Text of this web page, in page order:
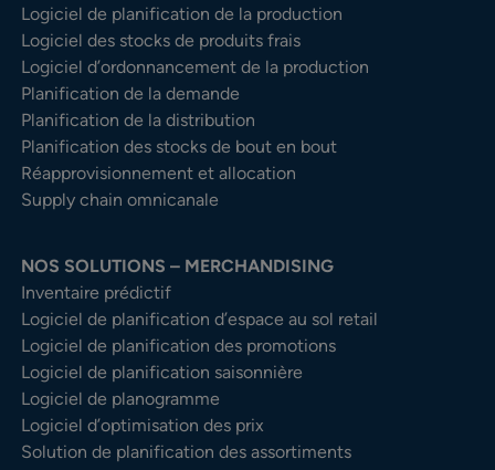
Logiciel de planification de la production
Logiciel des stocks de produits frais
Logiciel d’ordonnancement de la production
Planification de la demande
Planification de la distribution
Planification des stocks de bout en bout
Réapprovisionnement et allocation
Supply chain omnicanale
NOS SOLUTIONS – MERCHANDISING
Inventaire prédictif
Logiciel de planification d’espace au sol retail
Logiciel de planification des promotions
Logiciel de planification saisonnière
Logiciel de planogramme
Logiciel d’optimisation des prix
Solution de planification des assortiments